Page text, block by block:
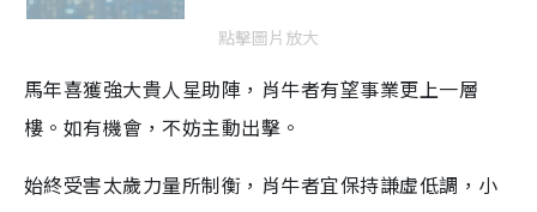
點擊圖片放大
馬年喜獲強大貴人星助陣，肖牛者有望事業更上一層
樓。如有機會，不妨主動出擊。
始終受害太歲力量所制衡，肖牛者宜保持謙虛低調，小